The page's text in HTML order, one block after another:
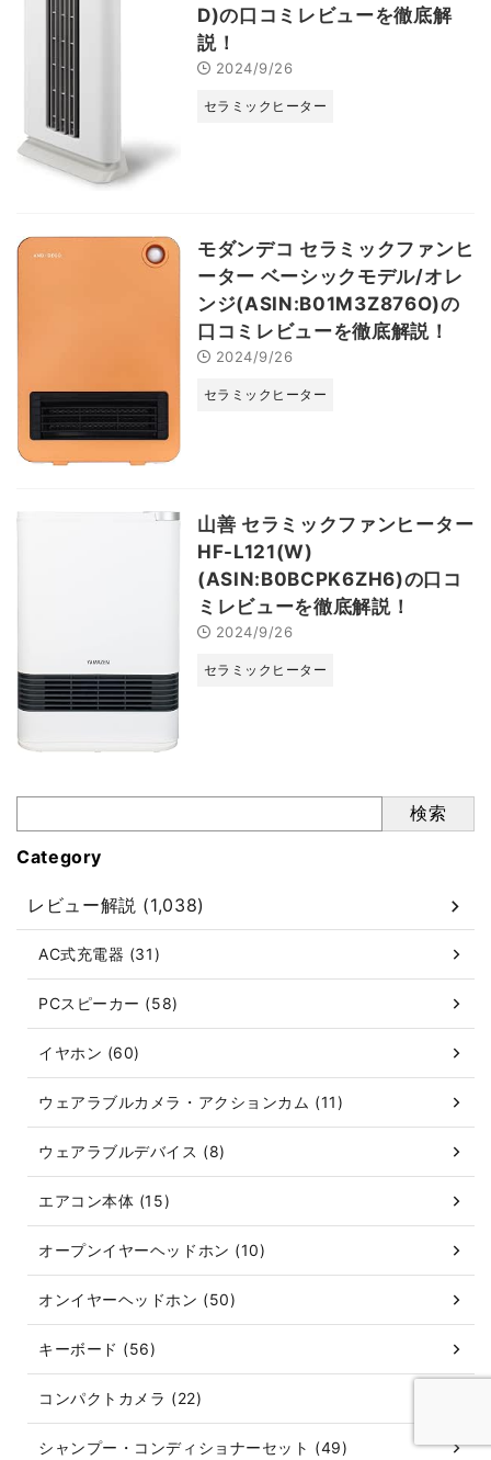
D)の口コミレビューを徹底解
説！
2024/9/26
セラミックヒーター
モダンデコ セラミックファンヒ
ーター ベーシックモデル/オレ
ンジ(ASIN:B01M3Z876O)の
口コミレビューを徹底解説！
2024/9/26
セラミックヒーター
山善 セラミックファンヒーター
HF-L121(W)
(ASIN:B0BCPK6ZH6)の口コ
ミレビューを徹底解説！
2024/9/26
セラミックヒーター
検索
Category
レビュー解説 (1,038)
AC式充電器 (31)
PCスピーカー (58)
イヤホン (60)
ウェアラブルカメラ・アクションカム (11)
ウェアラブルデバイス (8)
エアコン本体 (15)
オープンイヤーヘッドホン (10)
オンイヤーヘッドホン (50)
キーボード (56)
コンパクトカメラ (22)
シャンプー・コンディショナーセット (49)